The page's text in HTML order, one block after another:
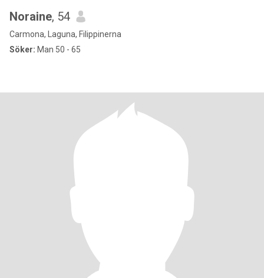
Noraine, 54
Carmona, Laguna, Filippinerna
Söker: Man 50 - 65